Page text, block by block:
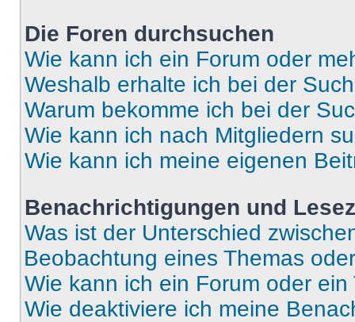
Die Foren durchsuchen
Wie kann ich ein Forum oder
Weshalb erhalte ich bei der
Warum bekomme ich bei der
Wie kann ich nach Mitgliedern
Wie kann ich meine eigenen
Benachrichtigungen und
Was ist der Unterschied
Beobachtung eines Themas
Wie kann ich ein Forum oder
Wie deaktiviere ich meine